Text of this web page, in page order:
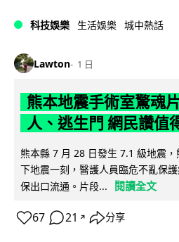
科技娛樂 生活娛樂 城中熱話
Lawton 1 日
熊本地震手術室驚魂
人、逃生門 網民讚值
熊本縣 7 月 28 日發生 7.1 級地震
下地震一刻，醫護人員臨危不亂保
保出口流通。片段...
閱讀全文
67 21 ↗ 分享